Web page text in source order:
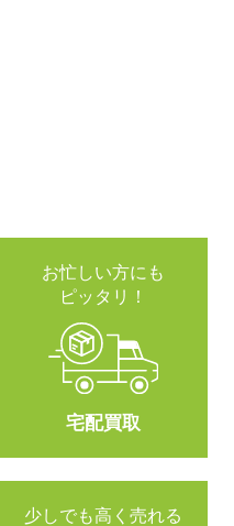
お忙しい方にも
ピッタリ！
宅配買取
少しでも高く売れる